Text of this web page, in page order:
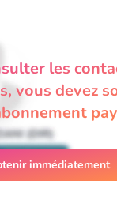
les
vous devez
immédiatement